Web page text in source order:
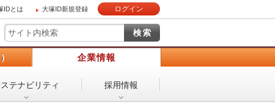
IDとは 大塚ID新規登録 ログイン
企業情報
テナビリティ 採用情報